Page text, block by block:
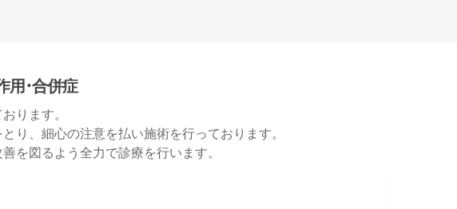
用･合併症
ります。
り、細心の注意を払い施術を行っております。
を図るよう全力で診療を行います。